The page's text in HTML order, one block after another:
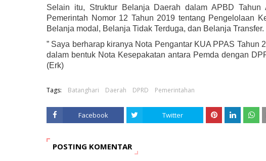
Selain itu, Struktur Belanja Daerah dalam APBD Tahun
Pemerintah Nomor 12 Tahun 2019 tentang Pengelolaan
Belanja modal, Belanja Tidak Terduga, dan Belanja Transfer.
” Saya berharap kiranya Nota Pengantar KUA PPAS
dalam bentuk Nota Kesepakatan antara Pemda dengan
(Erk)
Tags: Batanghari Daerah DPRD Pemerintahan
Facebook Twitter
POSTING KOMENTAR